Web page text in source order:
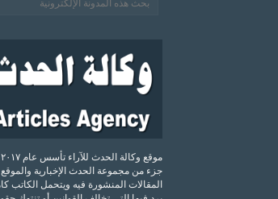
جزء من مجموعة الحدث الإخبارية
المقالات المنشورة فيه ويتحمل الكاتب